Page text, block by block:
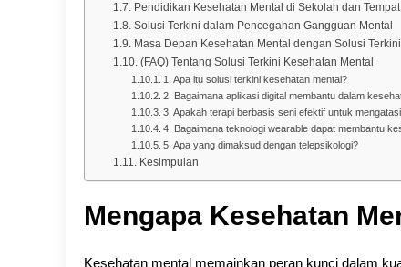
Pendidikan Kesehatan Mental di Sekolah dan
Solusi Terkini dalam Pencegahan Gangguan Mental
Masa Depan Kesehatan Mental dengan Solusi Terkini
(FAQ) Tentang Solusi Terkini Kesehatan Mental
1. Apa itu solusi terkini kesehatan mental?
2. Bagaimana aplikasi digital membantu dalam
3. Apakah terapi berbasis seni efektif untuk
4. Bagaimana teknologi wearable dapat membantu
5. Apa yang dimaksud dengan telepsikologi?
Kesimpulan
Mengapa Kesehatan
Kesehatan mental memainkan peran kunci dalam